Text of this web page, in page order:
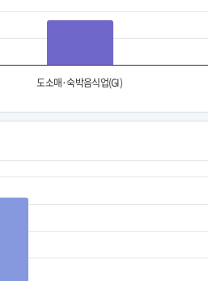
도소매·숙박음식업(GI)